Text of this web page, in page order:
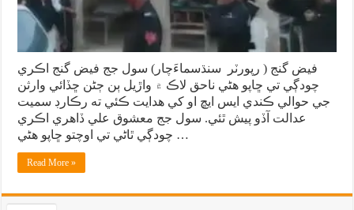
فيض گنج ( رپورٽر سنڌسماءَچار) سول جج فيض گنج اڪري
چودڳي تي ڇاپو هڻي ناحق لاڪ ۾ واڙيل ٻن ڄڻن ڇڏائي وارثن
جي حوالي ڪندي ايس ايڇ او کي هدايت ڪئي ته رڪارڊ سميت
عدالت آڏو پيش ٿئي. سول جج معشوق علي ڏاهري اڪري
چودڳي ٿاڻي تي اوچتو ڇاپو هڻي …
Read More »